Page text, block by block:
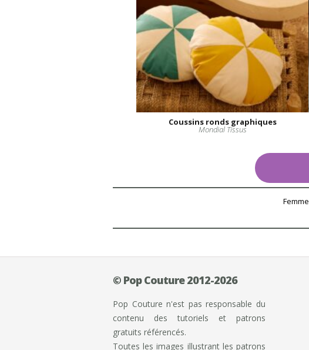
Coussins ronds graphiques
Mondial Tissus
Femme
© Pop Couture 2012-2026
Pop Couture n'est pas responsable du
contenu des tutoriels et patrons
gratuits référencés.
Toutes les images illustrant les patrons